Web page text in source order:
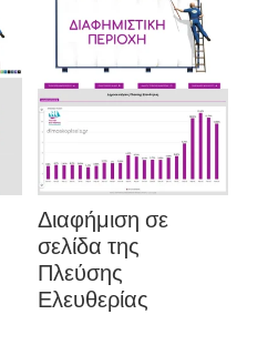
Διαφήμιση σε
σελίδα της
Πλεύσης
Ελευθερίας